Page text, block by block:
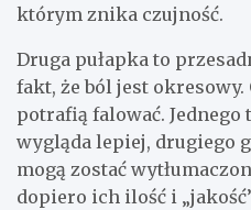
którym znika czujność.
Druga pułapka to
fakt, że ból jest
potrafią falować.
wygląda lepiej, drugiego
mogą zostać
dopiero ich ilość i